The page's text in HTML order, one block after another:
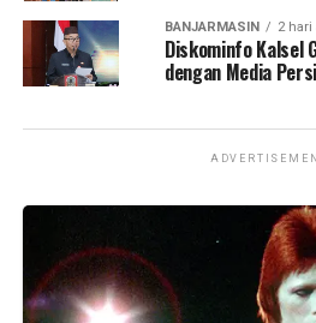
Bagikan ke
WhatsApp 0
Messenger 0
WhatsApp 0
Messenger 0
BANJARMASIN 2 hari
Diskominfo Kalsel
dengan Media